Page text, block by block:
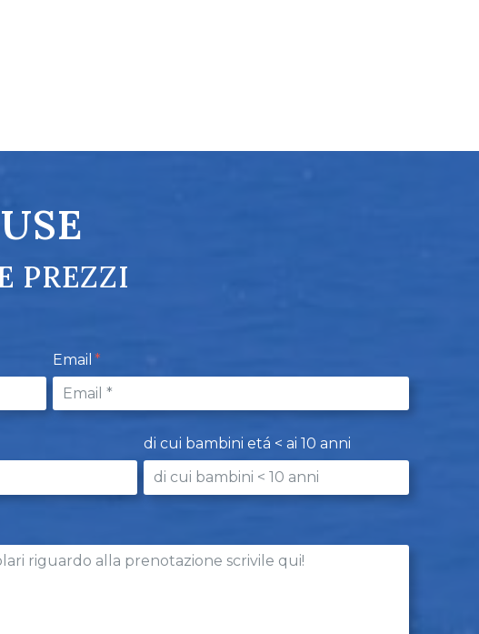
PREZZI
Email
di cui bambini etá < ai 10 anni